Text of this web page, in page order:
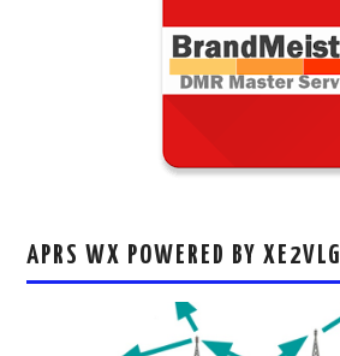
APRS WX POWERED BY XE2VLG